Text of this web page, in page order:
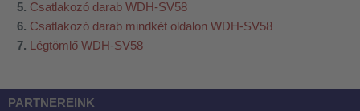
Csatlakozó darab WDH-SV58
Csatlakozó darab mindkét oldalon WDH-SV58
Légtömlő WDH-SV58
PARTNEREINK